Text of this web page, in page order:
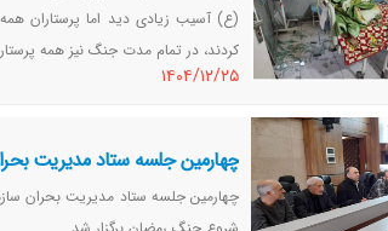
(ع) آسیب زیادی دید اما پرستاران
کردند، در تمام مدت جنگ نیز همه
١٤٠٤/١٢/٢٥
چهارمین جلسه ستاد مدیریت
چهارمین جلسه ستاد مدیریت بحران